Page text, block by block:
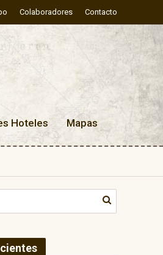
Colaboradores Contacto
Hoteles Mapas